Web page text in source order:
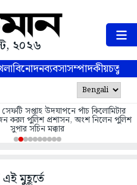
২০২৬
বিনোদনব্যবসাসম্পাদকীয়
সেফটি সপ্তাহ উদযাপনে পাঁচ কিলোমিটার
করল পুলিশ প্রশাসন, অংশ নিলেন পুলিশ
সুপার সচিন মক্কার
মুহূর্তে